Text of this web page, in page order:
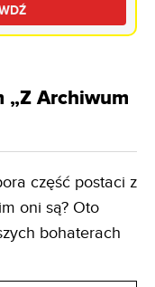
„Z Archiwum
część postaci z
oni są? Oto
bohaterach